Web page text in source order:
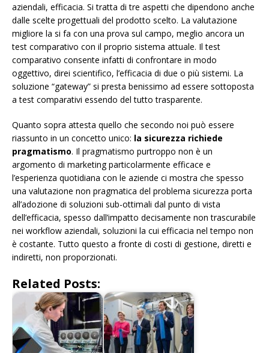
aziendali, efficacia. Si tratta di tre aspetti che dipendono anche
dalle scelte progettuali del prodotto scelto. La valutazione
migliore la si fa con una prova sul campo, meglio ancora un
test comparativo con il proprio sistema attuale. Il test
comparativo consente infatti di confrontare in modo
oggettivo, direi scientifico, l’efficacia di due o più sistemi. La
soluzione “gateway” si presta benissimo ad essere sottoposta
a test comparativi essendo del tutto trasparente.
Quanto sopra attesta quello che secondo noi può essere
riassunto in un concetto unico: la sicurezza richiede
pragmatismo. Il pragmatismo purtroppo non è un
argomento di marketing particolarmente efficace e
l’esperienza quotidiana con le aziende ci mostra che spesso
una valutazione non pragmatica del problema sicurezza porta
all’adozione di soluzioni sub-ottimali dal punto di vista
dell’efficacia, spesso dall’impatto decisamente non trascurabile
nei workflow aziendali, soluzioni la cui efficacia nel tempo non
è costante. Tutto questo a fronte di costi di gestione, diretti e
indiretti, non proporzionati.
Related Posts: